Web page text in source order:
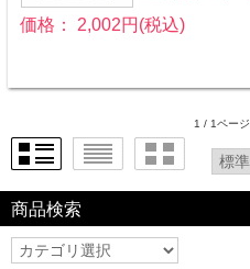
価格： 2,002円(税込)
1 / 1ページ
商品検索